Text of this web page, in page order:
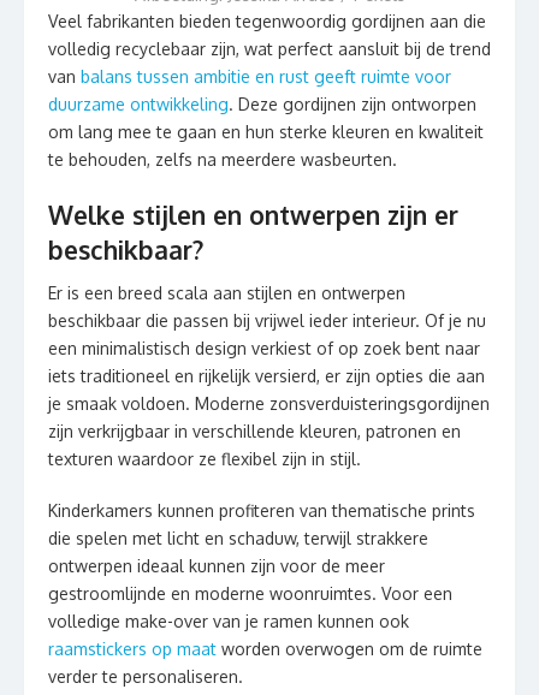
Veel fabrikanten bieden tegenwoordig gordijnen aan die
volledig recyclebaar zijn, wat perfect aansluit bij de trend
van balans tussen ambitie en rust geeft ruimte voor
duurzame ontwikkeling. Deze gordijnen zijn ontworpen
om lang mee te gaan en hun sterke kleuren en kwaliteit
te behouden, zelfs na meerdere wasbeurten.
Welke stijlen en ontwerpen zijn er
beschikbaar?
Er is een breed scala aan stijlen en ontwerpen
beschikbaar die passen bij vrijwel ieder interieur. Of je nu
een minimalistisch design verkiest of op zoek bent naar
iets traditioneel en rijkelijk versierd, er zijn opties die aan
je smaak voldoen. Moderne zonsverduisteringsgordijnen
zijn verkrijgbaar in verschillende kleuren, patronen en
texturen waardoor ze flexibel zijn in stijl.
Kinderkamers kunnen profiteren van thematische prints
die spelen met licht en schaduw, terwijl strakkere
ontwerpen ideaal kunnen zijn voor de meer
gestroomlijnde en moderne woonruimtes. Voor een
volledige make-over van je ramen kunnen ook
raamstickers op maat worden overwogen om de ruimte
verder te personaliseren.